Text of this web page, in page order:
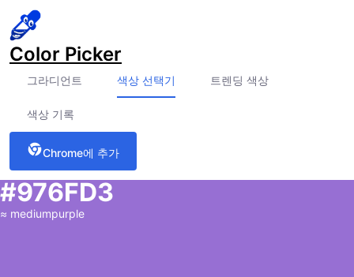
Color Picker
그라디언트 색상 선택기 트렌딩 색상
색상 기록
Chrome에 추가
#976FD3
≈ mediumpurple